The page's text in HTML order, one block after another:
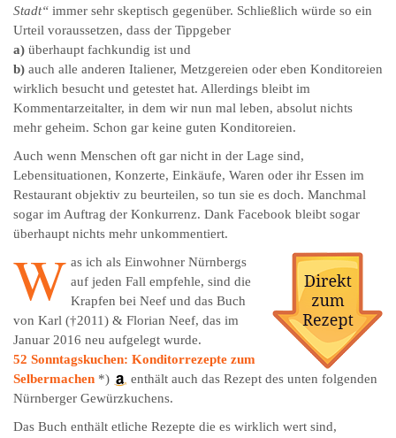
Stadt“ immer sehr skeptisch gegenüber. Schließlich würde so ein
Urteil voraussetzen, dass der Tippgeber
a) überhaupt fachkundig ist und
b) auch alle anderen Italiener, Metzgereien oder eben Konditoreien
wirklich besucht und getestet hat. Allerdings bleibt im
Kommentarzeitalter, in dem wir nun mal leben, absolut nichts
mehr geheim. Schon gar keine guten Konditoreien.
Auch wenn Menschen oft gar nicht in der Lage sind,
Lebensituationen, Konzerte, Einkäufe, Waren oder ihr Essen im
Restaurant objektiv zu beurteilen, so tun sie es doch. Manchmal
sogar im Auftrag der Konkurrenz. Dank Facebook bleibt sogar
überhaupt nichts mehr unkommentiert.
W as ich als Einwohner Nürnbergs
auf jeden Fall empfehle, sind die
Krapfen bei Neef und das Buch
von Karl (†2011) & Florian Neef, das im
Januar 2016 neu aufgelegt wurde.
52 Sonntagskuchen: Konditorrezepte zum
Selbermachen *)
enthält auch das Rezept des unten folgenden
Nürnberger Gewürzkuchens.
Das Buch enthält etliche Rezepte die es wirklich wert sind,